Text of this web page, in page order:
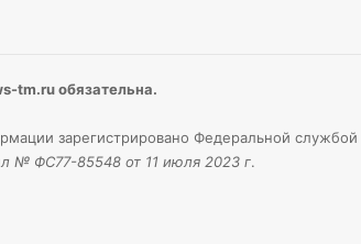
tm.ru обязательна.
зарегистрировано Федеральной
л № ФС77-85548 от 11 июля 2023 г.